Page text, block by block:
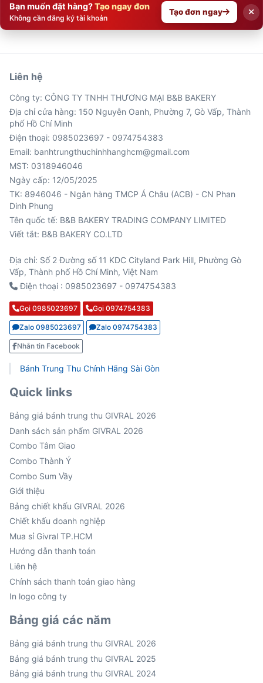
Bạn muốn đặt hàng?Tạo ngay đơn
Không cần đăng ký tài khoản
Tạo đơn ngay
Liên hệ
Công ty: CÔNG TY TNHH THƯƠNG MẠI B&B BAKERY
Địa chỉ cửa hàng: 150 Nguyễn Oanh, Phường 7, Gò Vấp, Thành
phố Hồ Chí Minh
Điện thoại: 0985023697 - 0974754383
Email: banhtrungthuchinhhanghcm@gmail.com
MST: 0318946046
Ngày cấp: 12/05/2025
TK: 8946046 - Ngân hàng TMCP Á Châu (ACB) - CN Phan
Viết tắt: B&B BAKERY CO.LTD
Địa chỉ: Số 2 Đường số 11 KDC Cityland Park Hill, Phường Gò
Vấp, Thành phố Hồ Chí Minh, Việt Nam
Điện thoại : 0985023697 - 0974754383
Gọi 0985023697 Gọi 0974754383
Zalo 0985023697 Zalo 0974754383
Nhắn tin Facebook
Bánh Trung Thu Chính Hãng Sài Gòn
Quick links
Bảng giá bánh trung thu GIVRAL 2026
Danh sách sản phẩm GIVRAL 2026
Combo Tâm Giao
Combo Thành Ý
Combo Sum Vầy
Giới thiệu
Bảng chiết khấu GIVRAL 2026
Chiết khấu doanh nghiệp
Mua sỉ Givral TP.HCM
Hướng dẫn thanh toán
Liên hệ
Chính sách thanh toán giao hàng
In logo công ty
Bảng giá các năm
Bảng giá bánh trung thu GIVRAL 2026
Bảng giá bánh trung thu GIVRAL 2025
Bảng giá bánh trung thu GIVRAL 2024